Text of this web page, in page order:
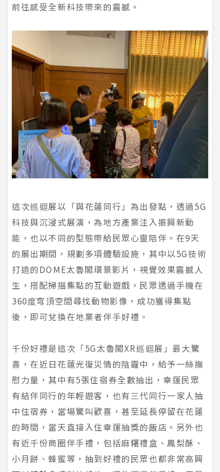
前往感受全新科技帶來的震撼。
這次巡迴展以「與花蓮同行」為出發點，透過5G
科技與沉浸式展演，為地方產業注入振興新動
能，也以不同的型態帶給民眾心靈陪伴。在9天
的展出期間，規劃多項體驗設施，其中以5G技術
打造的DOME太魯閣環景影片，視覺效果震撼人
生，搭配掃描集點的互動遊戲，民眾透過手機在
360度穹頂空間尋找動物影像，成功獲得集點
後，即可兌換在地業者伴手好禮。
千份好禮是這次「5G太魯閣XR巡迴展」最大驚
喜，在近日花蓮光復災情的陰霾中，給予一絲撫
慰力量，其中有5張住宿券全數抽出，幸運民眾
有結伴同行的年輕遊客，也有三代同行一家人抽
中住宿券，當場驚叫歡喜，甚至延長停留在花蓮
的時間，當天直接入住幸運抽獎的飯店。另外也
有近千份商圈伴手禮，包括麻糬禮盒、鳳梨酥、
小月餅、蜂蜜等，抽到好禮的民眾也都非常高興